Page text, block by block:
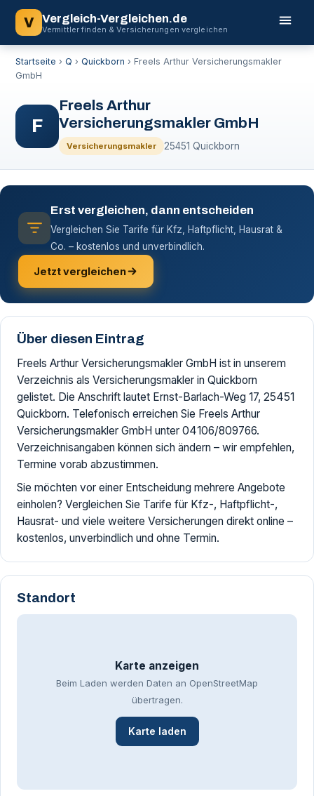
V Vergleich-Vergleichen.de
Vermittler finden & Versicherungen vergleichen
Startseite › Q › Quickborn › Freels Arthur Versicherungsmakler
GmbH
F
Freels Arthur
Versicherungsmakler GmbH
Versicherungsmakler 25451 Quickborn
Erst vergleichen, dann entscheiden
Vergleichen Sie Tarife für Kfz, Haftpflicht, Hausrat &
Co. – kostenlos und unverbindlich.
Jetzt vergleichen
Über diesen Eintrag
Freels Arthur Versicherungsmakler GmbH ist in unserem
Verzeichnis als Versicherungsmakler in Quickborn
gelistet. Die Anschrift lautet Ernst-Barlach-Weg 17, 25451
Quickborn. Telefonisch erreichen Sie Freels Arthur
Versicherungsmakler GmbH unter 04106/809766.
Verzeichnisangaben können sich ändern – wir empfehlen,
Termine vorab abzustimmen.
Sie möchten vor einer Entscheidung mehrere Angebote
einholen? Vergleichen Sie Tarife für Kfz-, Haftpflicht-,
Hausrat- und viele weitere Versicherungen direkt online –
kostenlos, unverbindlich und ohne Termin.
Standort
Karte anzeigen
Beim Laden werden Daten an OpenStreetMap
übertragen.
Karte laden